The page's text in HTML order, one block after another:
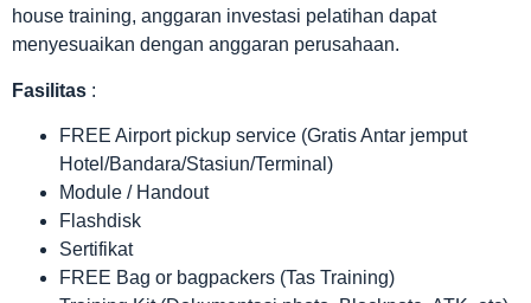
house training, anggaran investasi pelatihan dapat
menyesuaikan dengan anggaran perusahaan.
Fasilitas :
FREE Airport pickup service (Gratis Antar jemput
Hotel/Bandara/Stasiun/Terminal)
Module / Handout
Flashdisk
Sertifikat
FREE Bag or bagpackers (Tas Training)